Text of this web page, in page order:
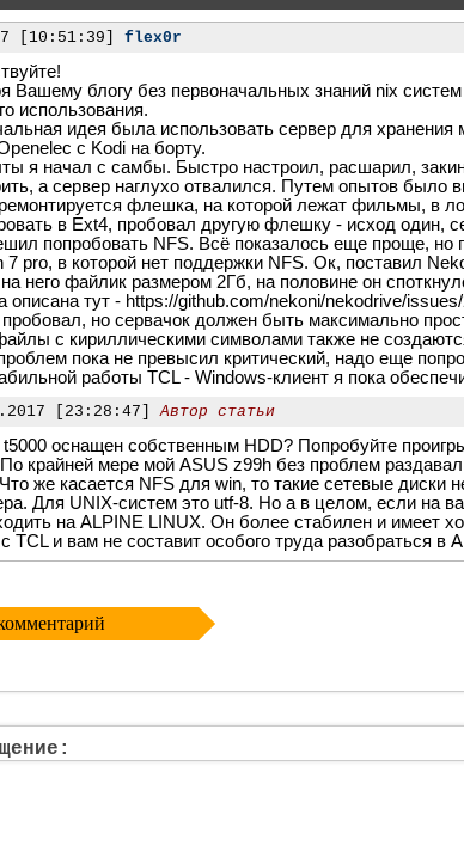
[10:51:39]flex0r
Вашему блогу без первоначальных знаний nix
использования.
идея была использовать сервер для
с Kodi на борту.
я начал с самбы. Быстро настроил, расшарил,
а сервер наглухо отвалился. Путем опытов было
флешка, на которой лежат фильмы, в
в Ext4, пробовал другую флешку - исход один,
попробовать NFS. Всё показалось еще проще, но
7 pro, в которой нет поддержки NFS. Ок, поставил
на него файлик размером 2Гб, на половине он
описана тут - https://github.com/nekoni/nekodrive/
но сервачок должен быть максимально
с кириллическими символами также не
пока не превысил критический, надо еще
работы TCL - Windows-клиент я пока
[23:28:47]Автор статьи
t5000 оснащен собственным HDD? Попробуйте
крайней мере мой ASUS z99h без проблем
же касается NFS для win, то такие сетевые диски
Для UNIX-систем это utf-8. Но а в целом, если на
на ALPINE LINUX. Он более стабилен и имеет
TCL и вам не составит особого труда разобраться в